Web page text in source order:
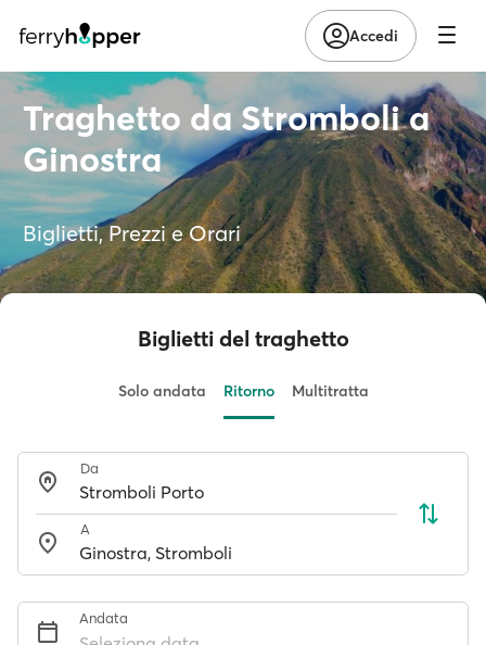
Accedi
Traghetto da Stromboli a
Ginostra
Biglietti, Prezzi e Orari
Biglietti del traghetto
Solo andata Ritorno Multitratta
Da
A
Andata